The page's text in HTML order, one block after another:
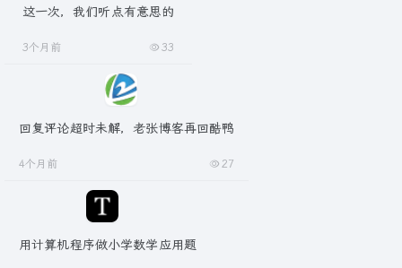
这一次，我们听点有意思的
3个月前 33
回复评论超时未解，老张博客再回酷鸭
4个月前 27
用计算机程序做小学数学应用题